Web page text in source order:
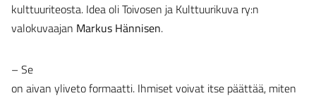
kulttuuriteosta. Idea oli Toivosen ja Kulttuurikuva ry:n
valokuvaajan Markus Hännisen.
– Se
on aivan yliveto formaatti. Ihmiset voivat itse päättää, miten